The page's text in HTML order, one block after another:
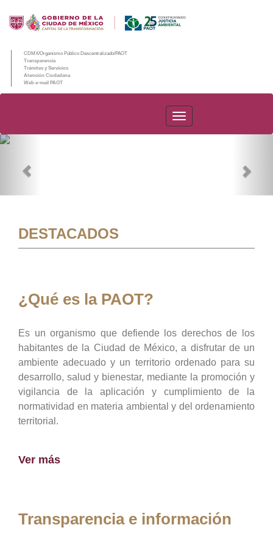
CDMX/Organismo Público Descentralizado/PAOT
Transparencia
Trámites y Servicios
Atención Ciudadana
Web e-mail PAOT
PAOT
DESTACADOS
¿Qué es la PAOT?
Es un organismo que defiende los derechos de los
habitantes de la Ciudad de México, a disfrutar de un
ambiente adecuado y un territorio ordenado para su
desarrollo, salud y bienestar, mediante la promoción y
vigilancia de la aplicación y cumplimiento de la
normatividad en materia ambiental y del ordenamiento
territorial.
Ver más
Transparencia e información